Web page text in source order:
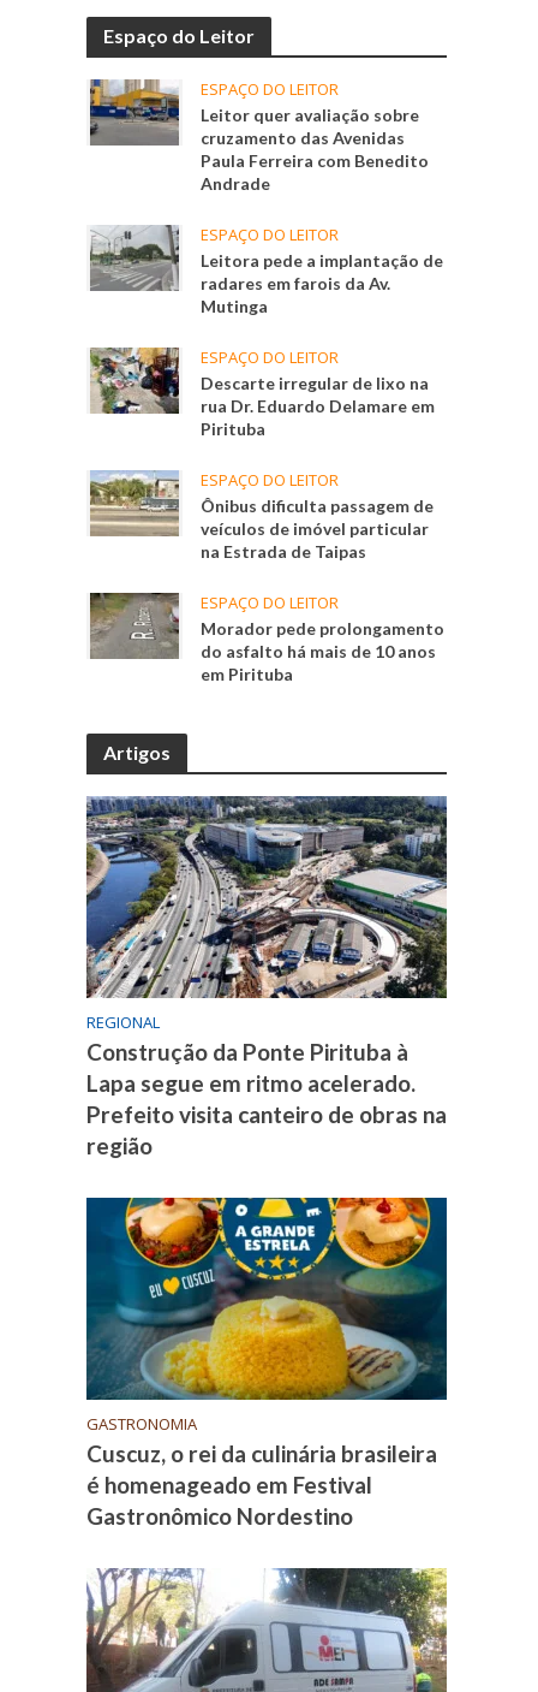
Espaço do Leitor
ESPAÇO DO LEITOR
Leitor quer avaliação sobre
cruzamento das Avenidas
Paula Ferreira com Benedito
Andrade
ESPAÇO DO LEITOR
Leitora pede a implantação de
radares em farois da Av.
Mutinga
ESPAÇO DO LEITOR
Descarte irregular de lixo na
rua Dr. Eduardo Delamare em
Pirituba
ESPAÇO DO LEITOR
Ônibus dificulta passagem de
veículos de imóvel particular
na Estrada de Taipas
ESPAÇO DO LEITOR
Morador pede prolongamento
do asfalto há mais de 10 anos
em Pirituba
Artigos
REGIONAL
Construção da Ponte Pirituba à
Lapa segue em ritmo acelerado.
Prefeito visita canteiro de obras na
região
GASTRONOMIA
Cuscuz, o rei da culinária brasileira
é homenageado em Festival
Gastronômico Nordestino